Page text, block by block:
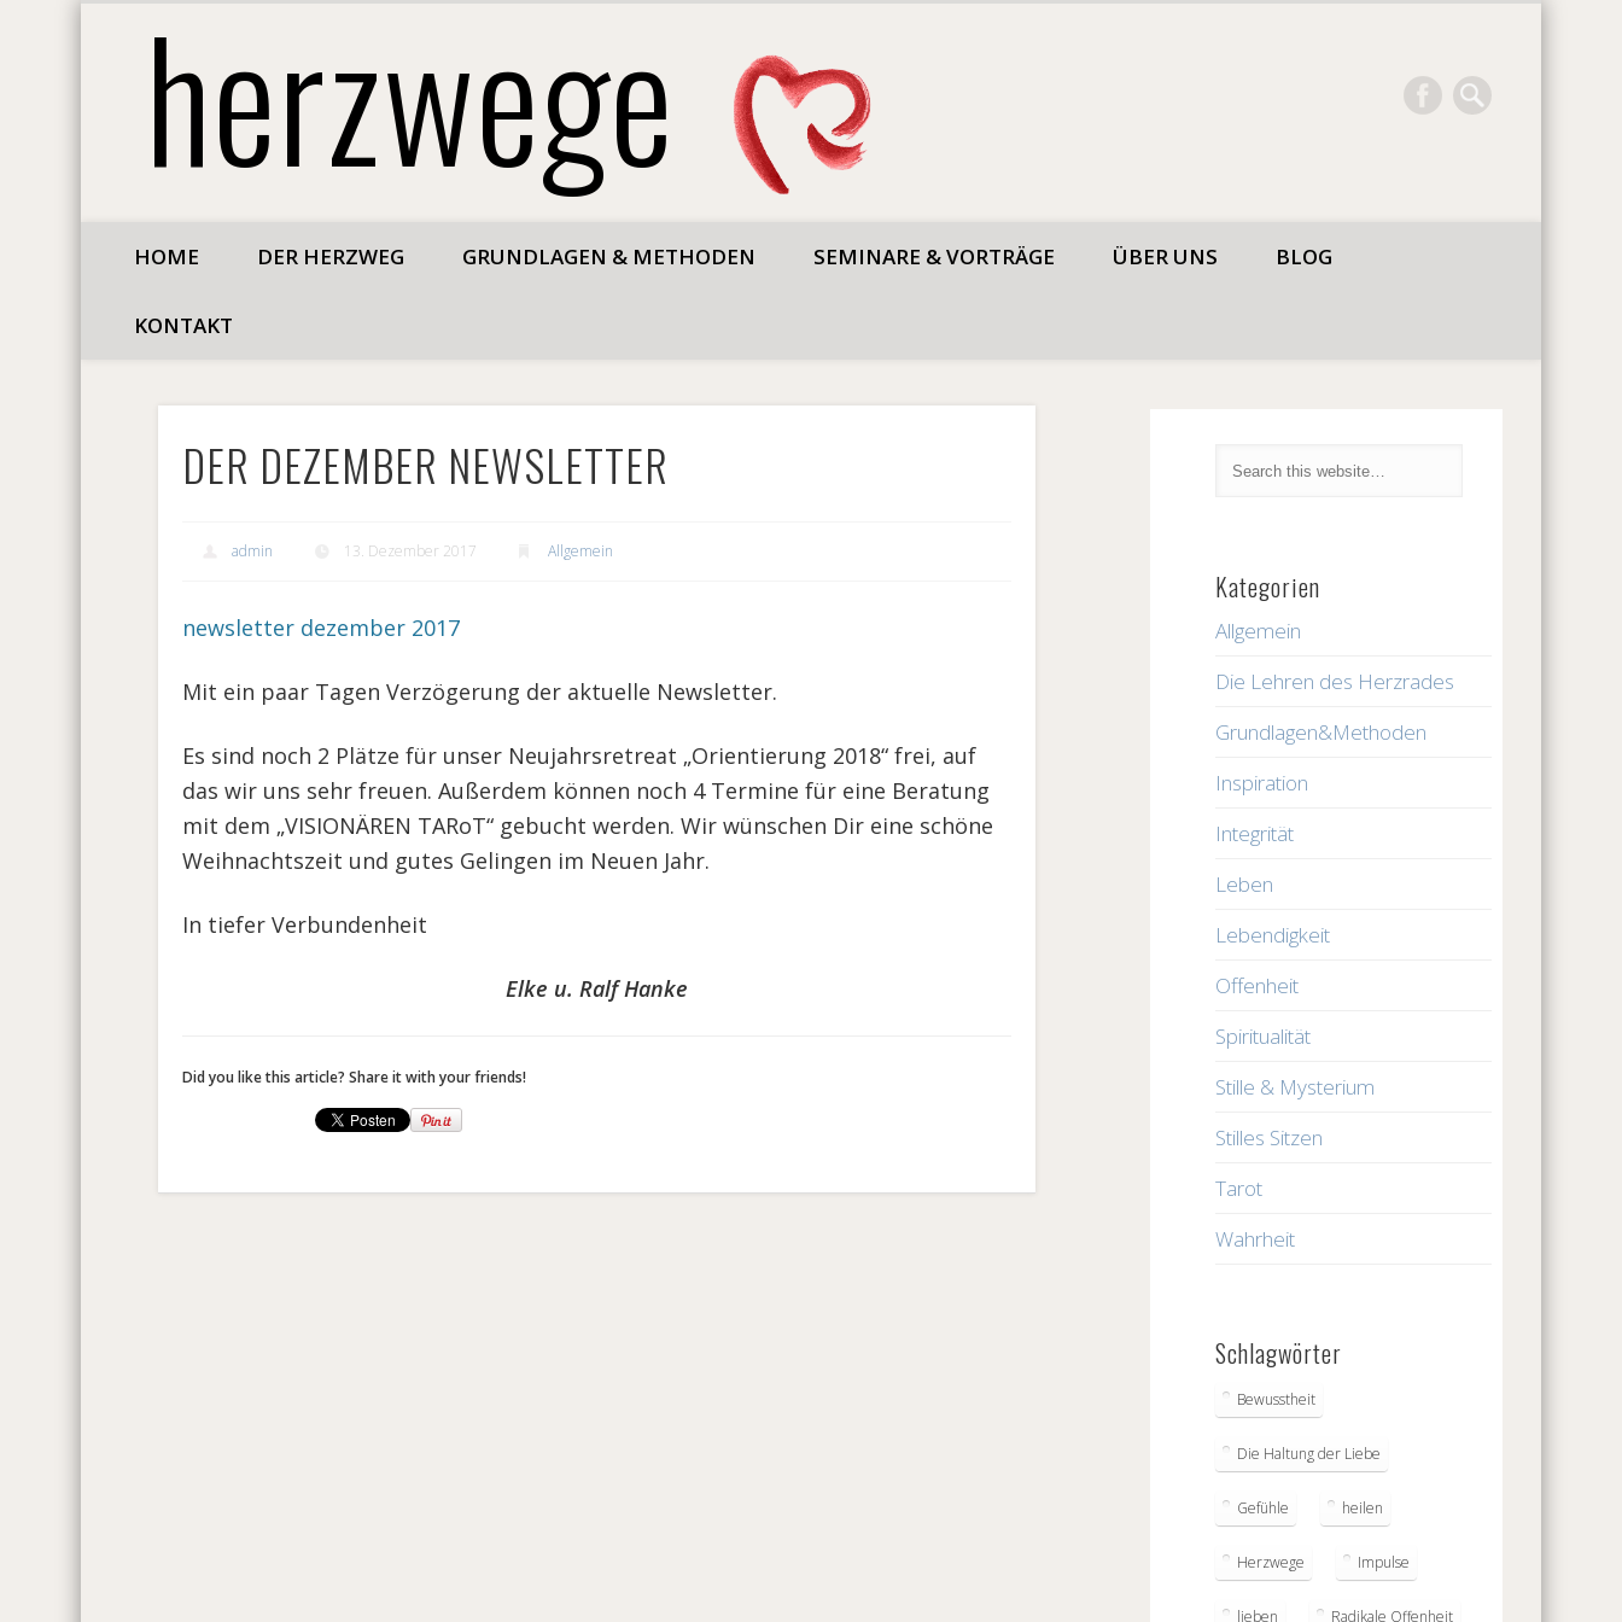
herzwege
Facebook
HOME DER HERZWEG GRUNDLAGEN & METHODEN SEMINARE & VORTRÄGE ÜBER UNS BLOG
KONTAKT
DER DEZEMBER NEWSLETTER
admin 13. Dezember 2017 Allgemein
newsletter dezember 2017
Mit ein paar Tagen Verzögerung der aktuelle Newsletter.
Es sind noch 2 Plätze für unser Neujahrsretreat „Orientierung 2018“ frei, auf
das wir uns sehr freuen. Außerdem können noch 4 Termine für eine Beratung
mit dem „VISIONÄREN TARoT“ gebucht werden. Wir wünschen Dir eine schöne
Weihnachtszeit und gutes Gelingen im Neuen Jahr.
In tiefer Verbundenheit
Elke u. Ralf Hanke
Did you like this article? Share it with your friends!
Kategorien
Allgemein
Die Lehren des Herzrades
Grundlagen&Methoden
Inspiration
Integrität
Leben
Lebendigkeit
Offenheit
Spiritualität
Stille & Mysterium
Stilles Sitzen
Tarot
Wahrheit
Schlagwörter
Bewusstheit
Die Haltung der Liebe
Gefühle heilen
Herzwege Impulse
lieben Radikale Offenheit